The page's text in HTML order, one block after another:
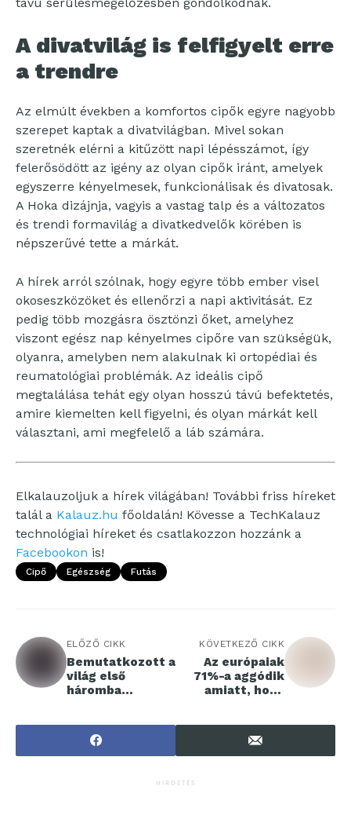
A divatvilág is felfigyelt erre
a trendre
Az elmúlt években a komfortos cipők egyre nagyobb
szerepet kaptak a divatvilágban. Mivel sokan
szeretnék elérni a kitűzött napi lépésszámot, így
felerősödött az igény az olyan cipők iránt, amelyek
egyszerre kényelmesek, funkcionálisak és divatosak.
A Hoka dizájnja, vagyis a vastag talp és a változatos
és trendi formavilág a divatkedvelők körében is
népszerűvé tette a márkát.
A hírek arról szólnak, hogy egyre több ember visel
okoseszközöket és ellenőrzi a napi aktivitását. Ez
pedig több mozgásra ösztönzi őket, amelyhez
viszont egész nap kényelmes cipőre van szükségük,
olyanra, amelyben nem alakulnak ki ortopédiai és
reumatológiai problémák. Az ideális cipő
megtalálása tehát egy olyan hosszú távú befektetés,
amire kiemelten kell figyelni, és olyan márkát kell
választani, ami megfelelő a láb számára.
Elkalauzoljuk a hírek világában! További friss híreket
talál a Kalauz.hu főoldalán! Kövesse a TechKalauz
technológiai híreket és csatlakozzon hozzánk a
Facebookon is!
Cipő Egészség Futás
ELŐZŐ CIKK
Bemutatkozott a
világ első
háromba
KÖVETKEZŐ CIKK
Az európaiak
71%-a aggódik
amiatt, hogy
telefonját
HIRDETÉS